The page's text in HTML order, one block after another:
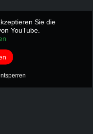
Sie die
YouTube.